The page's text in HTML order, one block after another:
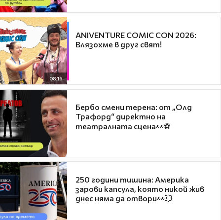
08:16
ANIVENTURE COMIC CON 2026:
Влязохме в друг свят!
Бербо смени терена: от „Олд
Трафорд“ директно на
театралната сцена👀⚽
250 години тишина: Америка
зарови капсула, която никой жив
днес няма да отвори👀💥